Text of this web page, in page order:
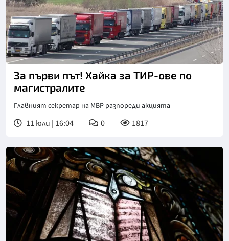
За първи път! Хайка за ТИР-ове по
магистралите
Главният секретар на МВР разпореди акцията
11 юли | 16:04 0 1817